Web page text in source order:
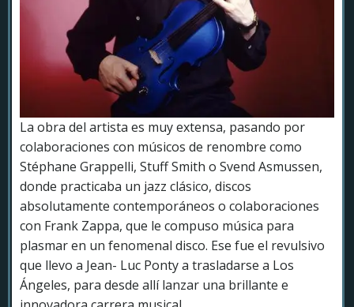
La obra del artista es muy extensa, pasando por
colaboraciones con músicos de renombre como
Stéphane Grappelli, Stuff Smith o Svend Asmussen,
donde practicaba un jazz clásico, discos
absolutamente contemporáneos o colaboraciones
con Frank Zappa, que le compuso música para
plasmar en un fenomenal disco. Ese fue el revulsivo
que llevo a Jean- Luc Ponty a trasladarse a Los
Ángeles, para desde allí lanzar una brillante e